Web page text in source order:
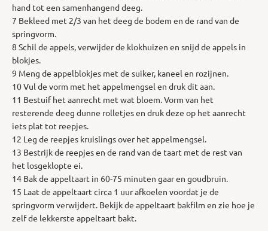
hand tot een samenhangend deeg.
7 Bekleed met 2/3 van het deeg de bodem en de rand van de
springvorm.
8 Schil de appels, verwijder de klokhuizen en snijd de appels in
blokjes.
9 Meng de appelblokjes met de suiker, kaneel en rozijnen.
10 Vul de vorm met het appelmengsel en druk dit aan.
11 Bestuif het aanrecht met wat bloem. Vorm van het
resterende deeg dunne rolletjes en druk deze op het aanrecht
iets plat tot reepjes.
12 Leg de reepjes kruislings over het appelmengsel.
13 Bestrijk de reepjes en de rand van de taart met de rest van
het losgeklopte ei.
14 Bak de appeltaart in 60-75 minuten gaar en goudbruin.
15 Laat de appeltaart circa 1 uur afkoelen voordat je de
springvorm verwijdert. Bekijk de appeltaart bakfilm en zie hoe je
zelf de lekkerste appeltaart bakt.